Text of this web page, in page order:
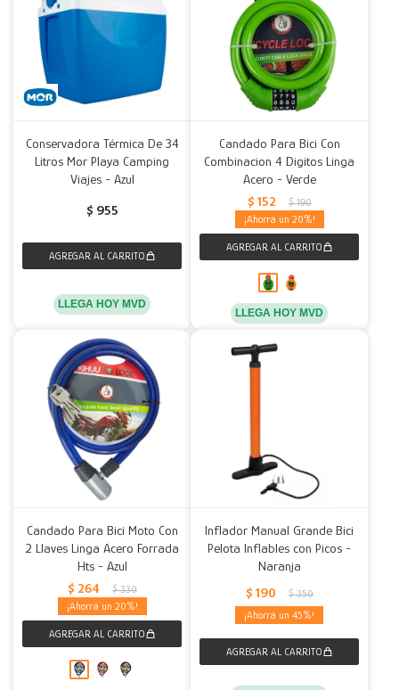
Conservadora Térmica De 34
Litros Mor Playa Camping
Viajes - Azul
$ 955
LLEGA HOY MVD
Candado Para Bici Con
Combinacion 4 Digitos Linga
Acero - Verde
$ 152 $ 190
20
LLEGA HOY MVD
Candado Para Bici Moto Con
2 Llaves Linga Acero Forrada
Hts - Azul
$ 264 $ 330
20
Inflador Manual Grande Bici
Pelota Inflables con Picos -
Naranja
$ 190 $ 350
45